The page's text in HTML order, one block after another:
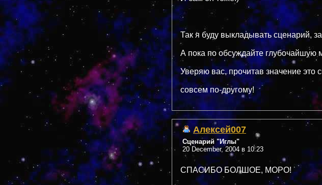
Так я буду выкладывать сценарий,
А пока по обсуждайте глубочайшую
Уверяю вас, прочитав значение это
совсем по-другому!
Алексей007
Сценарий "Иглы"
20 December, 2004 в 10:23
СПАСИБО БОЛШОЕ, МОРО!